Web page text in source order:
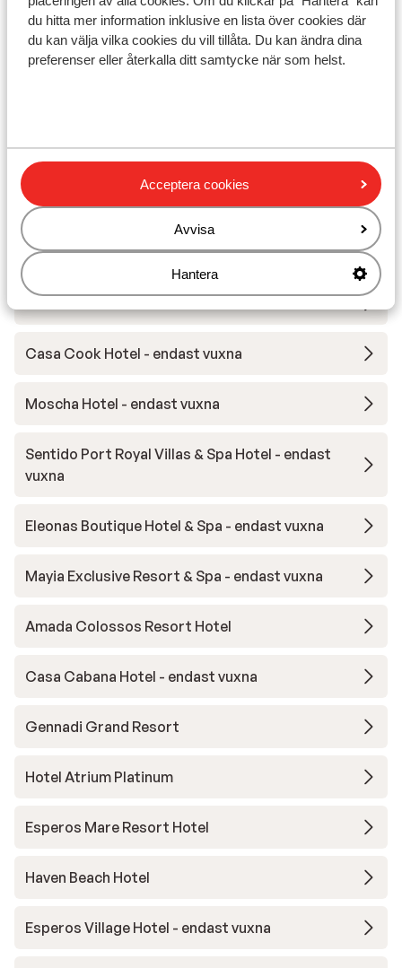
du hitta mer information inklusive en lista över cookies där
du kan välja vilka cookies du vill tillåta. Du kan ändra dina
preferenser eller återkalla ditt samtycke när som helst.
Acceptera cookies
Avvisa
Hantera
Visa på karta
Avstånd till flygplats ca 15 km
Avstånd till busshållplats ca 200 m
Andra boenden i Rhodos
Casa Cook Hotel - endast vuxna
Moscha Hotel - endast vuxna
Sentido Port Royal Villas & Spa Hotel - endast
vuxna
Eleonas Boutique Hotel & Spa - endast vuxna
Mayia Exclusive Resort & Spa - endast vuxna
Amada Colossos Resort Hotel
Casa Cabana Hotel - endast vuxna
Gennadi Grand Resort
Hotel Atrium Platinum
Esperos Mare Resort Hotel
Haven Beach Hotel
Esperos Village Hotel - endast vuxna